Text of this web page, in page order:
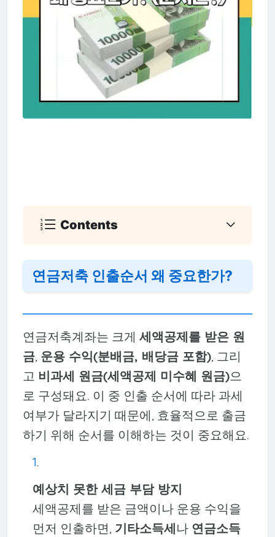
Contents
연금저축 인출순서 왜 중요한가?
연금저축계좌는 크게 세액공제를 받은 원
금, 운용 수익(분배금, 배당금 포함), 그리
고 비과세 원금(세액공제 미수혜 원금)으
로 구성돼요. 이 중 인출 순서에 따라 과세
여부가 달라지기 때문에, 효율적으로 출금
하기 위해 순서를 이해하는 것이 중요해요.
예상치 못한 세금 부담 방지
세액공제를 받은 금액이나 운용 수익을
먼저 인출하면, 기타소득세나 연금소득